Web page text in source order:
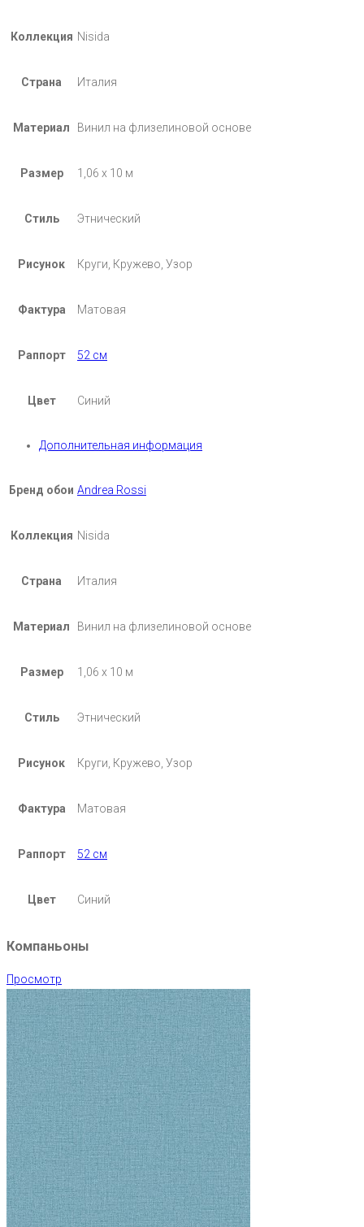
Коллекция Nisida
Страна Италия
Материал Винил на флизелиновой основе
Размер 1,06 х 10 м
Стиль Этнический
Рисунок Круги, Кружево, Узор
Фактура Матовая
Раппорт 52 см
Цвет Синий
Дополнительная информация
Бренд обои Andrea Rossi
Коллекция Nisida
Страна Италия
Материал Винил на флизелиновой основе
Размер 1,06 х 10 м
Стиль Этнический
Рисунок Круги, Кружево, Узор
Фактура Матовая
Раппорт 52 см
Цвет Синий
Компаньоны
Просмотр